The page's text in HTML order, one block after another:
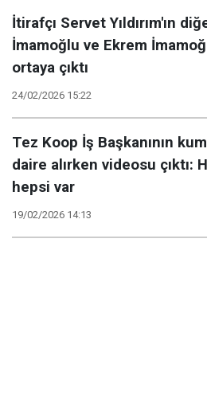
İtirafçı Servet Yıldırım'ın
İmamoğlu ve Ekrem
ortaya çıktı
24/02/2026 15:22
Tez Koop İş Başkanının
daire alırken videosu çıktı:
hepsi var
19/02/2026 14:13